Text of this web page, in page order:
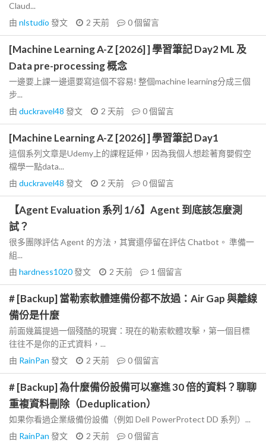
Claud...
由 nlstudio 發文 2 天前 0個留言
[Machine Learning A-Z [2026] ] 學習筆記 Day2 ML 及
Data pre-processing 概念
一邊要上課一邊還要寫這個不容易! 整個machine learning分成三個
步...
由 duckravel48 發文 2 天前 0個留言
[Machine Learning A-Z [2026] ] 學習筆記 Day1
這個系列文章是Udemy上的課程延伸，因為我個人想趁著育嬰假空
檔學一點data...
由 duckravel48 發文 2 天前 0個留言
【Agent Evaluation 系列 1/6】Agent 到底該怎麼測
試？
很多團隊評估 Agent 的方法，其實還停留在評估 Chatbot。 準備一
組...
由 hardness1020發文 2 天前 1 個留言
# [Backup] 當勒索軟體連備份都不放過：Air Gap 與離線
備份是什麼
前面幾篇提過一個殘酷的現實：現在的勒索軟體攻擊，第一個目標
往往不是你的正式資料，...
由 RainPan 發文 2 天前 0個留言
# [Backup] 為什麼備份設備可以塞進 30 倍的資料？聊聊
重複資料刪除（Deduplication）
如果你看過企業級備份設備（例如 Dell PowerProtect DD 系列）...
由 RainPan 發文 2 天前 0個留言